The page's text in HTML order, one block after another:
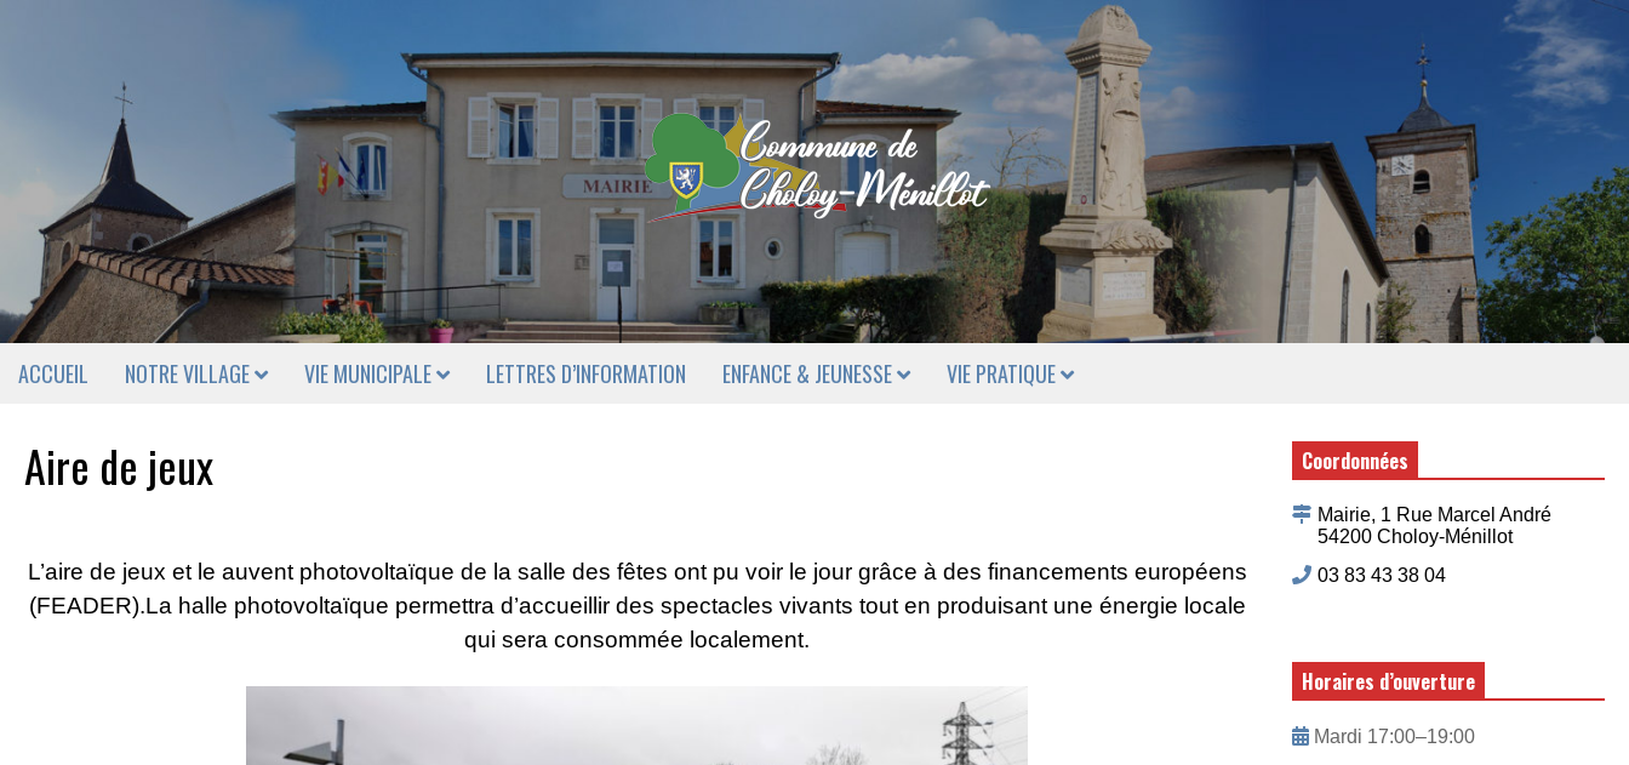
ACCUEIL NOTRE VILLAGE VIE MUNICIPALE LETTRES D’INFORMATION ENFANCE & JEUNESSE VIE PRATIQUE
Aire de jeux
L’aire de jeux et le auvent photovoltaïque de la salle des fêtes ont pu voir le jour grâce à des financements européens
(FEADER).La halle photovoltaïque permettra d’accueillir des spectacles vivants tout en produisant une énergie locale
qui sera consommée localement.
Coordonnées
Mairie, 1 Rue Marcel André
54200 Choloy-Ménillot
03 83 43 38 04
Horaires d’ouverture
Mardi 17:00–19:00